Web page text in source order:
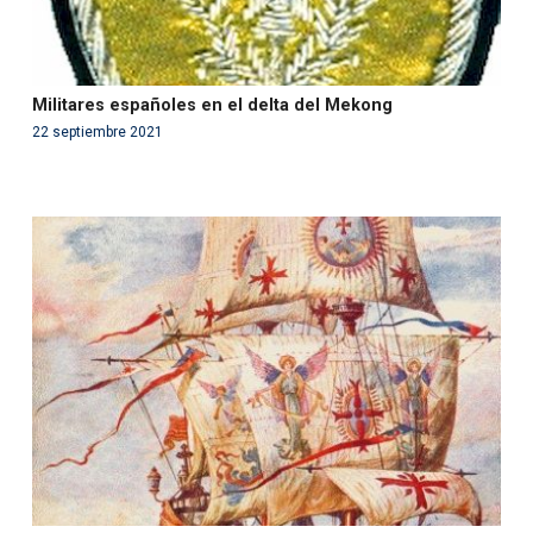
Militares españoles en el delta del Mekong
22 septiembre 2021
Warning : Use of undefined constant php - assumed
'php' (this will throw an Error in a future version of PHP)
in/var/www/acami.es/wp-
content/themes/fundcami/page-publicaciones.php
on line99